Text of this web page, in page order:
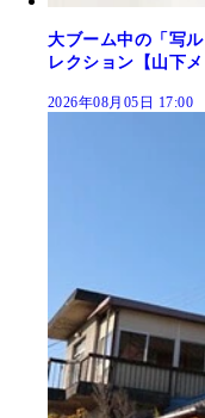
大ブーム中の「写
レクション【山下
2026年08月05日 17:00